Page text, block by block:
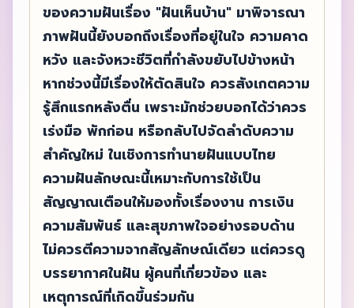
ของความฝันเรื่อง "ฝันเห็นบ้าน" มาพิจารณา
ภาพฝันนี้ยังบอกถึงเรื่องที่อยู่ในใจ ความคาด
หวัง และจังหวะชีวิตที่กำลังขยับไปข้างหน้า
หากช่วงนี้มีเรื่องให้ตัดสินใจ ควรสังเกตความ
รู้สึกแรกหลังตื่น เพราะมักช่วยบอกได้ว่าควร
เร่งมือ พักก่อน หรือกลับไปจัดลำดับความ
สำคัญใหม่ ในเชิงการทำนายฝันแบบไทย
ความฝันลักษณะนี้เหมาะกับการใช้เป็น
สัญญาณเตือนให้มองทั้งเรื่องงาน การเงิน
ความสัมพันธ์ และสุขภาพใจอย่างรอบด้าน
ไม่ควรตีความจากสัญลักษณ์เดียว แต่ควรดู
บรรยากาศในฝัน ผู้คนที่เกี่ยวข้อง และ
เหตุการณ์ที่เกิดขึ้นร่วมกัน